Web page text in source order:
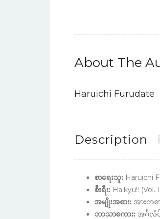
About The
Haruichi Furudate
Description
စာရေးသူ: Haruichi
စီးရီး: Haikyu!! (Vol.
အမျိုးအစား: အားကစာ
ဘာသာစကား: အင်္ဂလိ